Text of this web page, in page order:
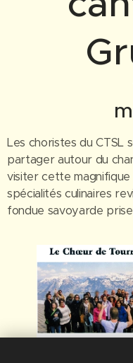
Les choristes du CTSL
partager autour du
visiter cette
spécialités culinaires
fondue savoyarde